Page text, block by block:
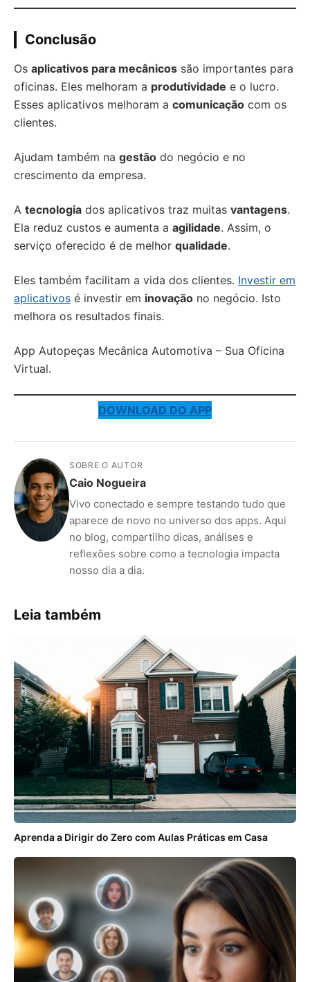
Conclusão
Os aplicativos para mecânicos são importantes para
oficinas. Eles melhoram a produtividade e o lucro.
Esses aplicativos melhoram a comunicação com os
clientes.
Ajudam também na gestão do negócio e no
crescimento da empresa.
A tecnologia dos aplicativos traz muitas vantagens.
Ela reduz custos e aumenta a agilidade. Assim, o
serviço oferecido é de melhor qualidade.
Eles também facilitam a vida dos clientes. Investir em
aplicativos é investir em inovação no negócio. Isto
melhora os resultados finais.
App Autopeças Mecânica Automotiva – Sua Oficina
Virtual.
DOWNLOAD DO APP
SOBRE O AUTOR
Caio Nogueira
Vivo conectado e sempre testando tudo que
aparece de novo no universo dos apps. Aqui
no blog, compartilho dicas, análises e
reflexões sobre como a tecnologia impacta
nosso dia a dia.
Leia também
Aprenda a Dirigir do Zero com Aulas Práticas em Casa